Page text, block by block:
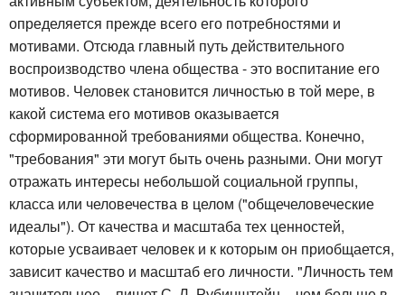
определяется прежде всего его потребностями и
мотивами. Отсюда главный путь действительного
воспроизводство члена общества - это воспитание его
мотивов. Человек становится личностью в той мере, в
какой система его мотивов оказывается
сформированной требованиями общества. Конечно,
"требования" эти могут быть очень разными. Они могут
отражать интересы небольшой социальной группы,
класса или человечества в целом ("общечеловеческие
идеалы"). От качества и масштаба тех ценностей,
которые усваивает человек и к которым он приобщается,
зависит качество и масштаб его личности. "Личность тем